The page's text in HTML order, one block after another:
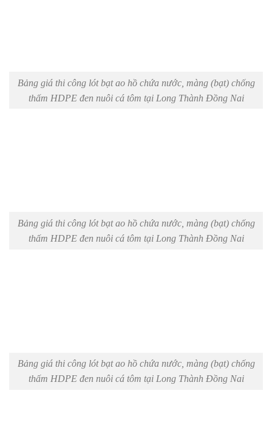
Bảng giá thi công lót bạt ao hồ chứa nước, màng (bạt) chống
thấm HDPE đen nuôi cá tôm tại Long Thành Đồng Nai
Bảng giá thi công lót bạt ao hồ chứa nước, màng (bạt) chống
thấm HDPE đen nuôi cá tôm tại Long Thành Đồng Nai
Bảng giá thi công lót bạt ao hồ chứa nước, màng (bạt) chống
thấm HDPE đen nuôi cá tôm tại Long Thành Đồng Nai